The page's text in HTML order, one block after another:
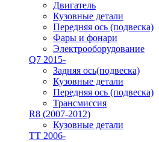
Двигатель
Кузовные детали
Передняя ось (подвеска)
Фары и фонари
Электрооборудование
Q7 2015-
Задняя ось(подвеска)
Кузовные детали
Передняя ось (подвеска)
Трансмиссия
R8 (2007-2012)
Кузовные детали
TT 2006-